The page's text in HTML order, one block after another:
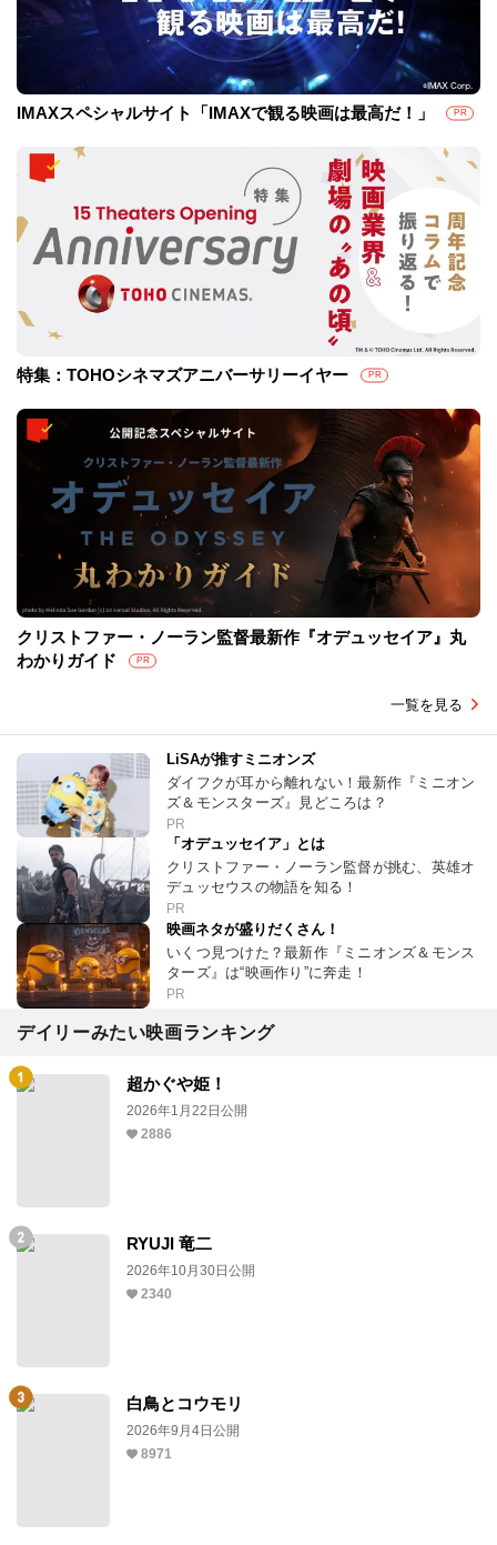
IMAXスペシャルサイト「IMAXで観る映画は最高だ！」 PR
特集：TOHOシネマズアニバーサリーイヤー PR
クリストファー・ノーラン監督最新作『オデュッセイア』丸
わかりガイド
PR
一覧を見る
LiSAが推すミニオンズ
ダイフクが耳から離れない！最新作『ミニオン
ズ＆モンスターズ』見どころは？
PR
「オデュッセイア」とは
クリストファー・ノーラン監督が挑む、英雄オ
デュッセウスの物語を知る！
PR
映画ネタが盛りだくさん！
いくつ見つけた？最新作『ミニオンズ＆モンス
ターズ』は“映画作り”に奔走！
PR
デイリーみたい映画ランキング
超かぐや姫！
2026年1月22日公開
2886
RYUJI 竜二
2026年10月30日公開
2340
白鳥とコウモリ
2026年9月4日公開
8971